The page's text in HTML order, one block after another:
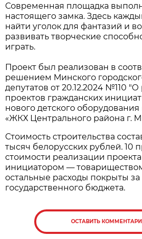
Современная площадка
настоящего замка. Здесь
найти уголок для фантазий и
развивать творческие
играть.
Проект был реализован в
решением Минского
депутатов от 20.12.2024 №110
проектов гражданских
нового детского
«ЖКХ Центрального района г.
Стоимость строительства
тысяч белорусских рублей. 10
стоимости реализации
инициатором —
остальные расходы покрыты за
государственного бюджета.
ОСТАВИТЬ